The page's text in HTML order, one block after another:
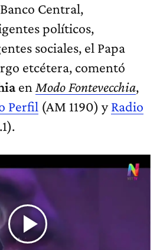
Central,
políticos,
sociales, el Papa
etcétera, comentó
en Modo Fontevecchia,
Perfil (AM 1190) yRadio